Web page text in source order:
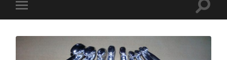
Toggle
mobiel
Toggle